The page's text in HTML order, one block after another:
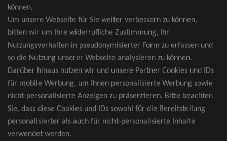
wider Erwarten doch nicht verfügbar
sein, erhalten Sie von uns Tickets für die
nächst bessere Kategorie. Und das
kostenfrei und völlig automatisch.
TOP-Events
André Rieu Tickets
können.
Um unsere Webseite für Sie weiter verbessern zu können,
bitten wir um Ihre widerrufliche Zustimmung, Ihr
Nutzungsverhalten in pseudonymisierter Form zu erfassen und
so die Nutzung unserer Webseite analysieren zu können.
Darüber hinaus nutzen wir und unsere Partner Cookies und IDs
für mobile Werbung, um Ihnen personalisierte Werbung sowie
nicht-personalisierte Anzeigen zu präsentieren. Bitte beachten
Sie, dass diese Cookies und IDs sowohl für die Bereitstellung
personalisierter als auch für nicht-personalisierte Inhalte
verwendet werden.